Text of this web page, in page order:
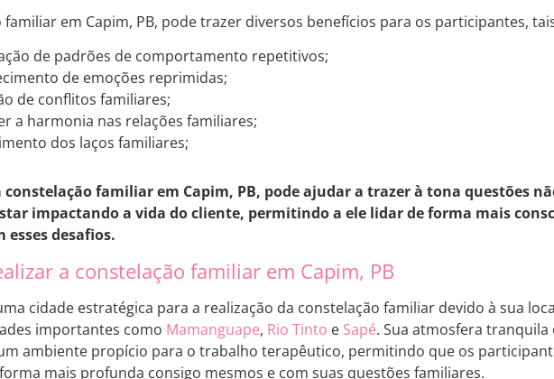
familiar em Capim, PB, pode trazer diversos benefícios para os participantes,
de padrões de comportamento repetitivos;
de emoções reprimidas;
de conflitos familiares;
a harmonia nas relações familiares;
dos laços familiares;
constelação familiar em Capim, PB, pode ajudar a trazer à tona questões
impactando a vida do cliente, permitindo a ele lidar de forma mais
esses desafios.
a constelação familiar em Capim, PB
cidade estratégica para a realização da constelação familiar devido à sua
importantes como Mamanguape, Rio Tinto e Sapé. Sua atmosfera tranquila
ambiente propício para o trabalho terapêutico, permitindo que os
mais profunda consigo mesmos e com suas questões familiares.